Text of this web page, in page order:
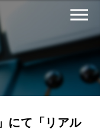
にて「リアル